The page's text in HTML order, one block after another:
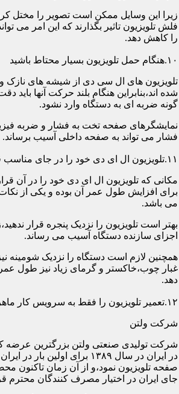
زیرا این وسایل ممکن است تصویر را مختل
فلش تلویزیون تاثیر بگذارند که این امر می
را کاهش دهد.
۱۰.هنگام حمل تلویزیون بسیار محتاط باشید
تلویزیون های ال سی دی از شیشه های نازک
شده اند،بنابراین هنگام بلند حرکت آنها باید
گونه ضربه ای به دستگاه وارد نشود.
نمایشگرهای صفحه تخت به فشار و ضربه
فشار می تواند به صفحه داخلی آسیب برساند.
۱۱.تلویزیون ال ای دی خود را در جای مناسب قرار دهید
مکانی که تلویزیون ال ای دی خود را در آن
برای افزایش طول عمر آن بوده و یکی از نکات
می باشد.
بهتر است تلویزیون را نزدیک پنجره قرار
اجزای سازنده دستگاه آسیب می رساند.
همچنین لازم است دستگاه را نزدیک شومینه
غبار چوب،خاکستر و گرمای زیاد نیز طول
دهد.
۱۲.تعمیر تلویزیون را فقط به سرویس کار ماهر بسپارید
شرکت ولتن
شرکت تولیدی صنعتی ولتن بزرگترین عرضه
در ایران در سال ۱۳۸۹ برای اولین
صفحه تلویزیون نمود،و از آن زمان تاکنون
جای ایران در اختیار مصرف کنندگان محترم